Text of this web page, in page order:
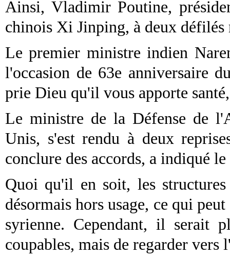
Ainsi, Vladimir Poutine,
chinois Xi Jinping, à deux
Le premier ministre indien
l'occasion de 63e anniversaire
prie Dieu qu'il vous apporte
Le ministre de la Défense de
Unis, s'est rendu à deux
conclure des accords, a indiqué
Quoi qu'il en soit, les
désormais hors usage, ce qui
syrienne. Cependant, il serait
coupables, mais de regarder vers